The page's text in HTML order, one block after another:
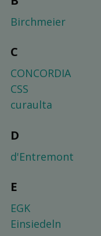
Birchmeier
C
CONCORDIA
CSS
curaulta
D
d'Entremont
E
EGK
Einsiedeln